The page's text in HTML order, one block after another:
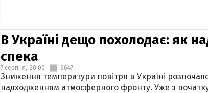
В Україні дещо похолодає: як
спека
7 серпня, 20:00 6647
Зниження температури повітря в Україні
надходженням атмосферного фронту. Уже з